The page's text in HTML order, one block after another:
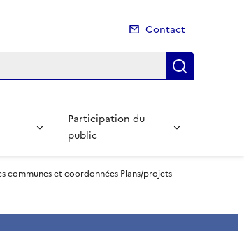
Contact
Participation du
public
communes et coordonnées Plans/projets